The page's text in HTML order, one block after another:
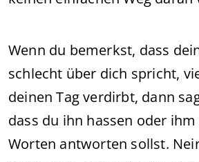
Wenn du bemerkst, dass
schlecht über dich spricht,
deinen Tag verdirbt, dann
dass du ihn hassen oder
Worten antworten sollst.